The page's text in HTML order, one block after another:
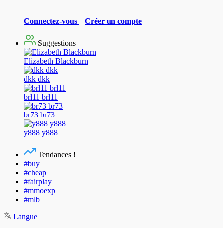
Connectez-vous | Créer un compte
Suggestions
Elizabeth Blackburn
dkk dkk
brl11 brl11
br73 br73
y888 y888
Tendances !
#buy
#cheap
#fairplay
#mmoexp
#mlb
Langue